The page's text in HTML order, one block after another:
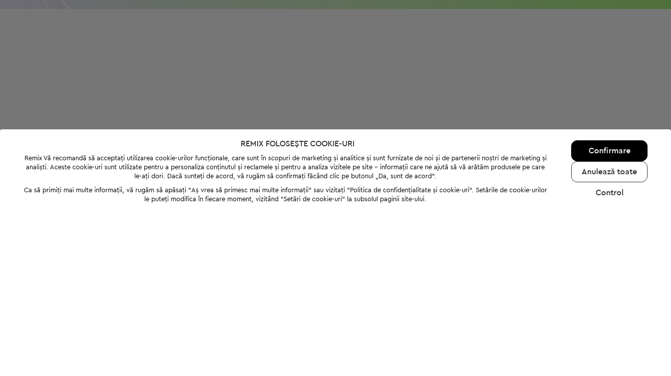
REMIX FOLOSEȘTE COOKIE-URI
Remix Vă recomandă să acceptați utilizarea cookie-urilor funcționale, care sunt în scopuri de marketing și analitice și sunt furnizate de noi și de partenerii noștri de marketing și
analiști. Aceste cookie-uri sunt utilizate pentru a personaliza conținutul și reclamele și pentru a analiza vizitele pe site - informații care ne ajută să vă arătăm produsele pe care
le-ați dori. Dacă sunteți de acord, vă rugăm să confirmați făcând clic pe butonul „Da, sunt de acord”.
Ca să primiți mai multe informații, vă rugăm să apăsați "Аș vrea să primesc mai multe informații" sau vizitați "Politica de confidențialitate și cookie-uri". Setările de cookie-urilor
le puteți modifica în fiecare moment, vizitând "Setări de cookie-uri" la subsolul paginii site-ului.
Confirmare
Anulează toate
Control